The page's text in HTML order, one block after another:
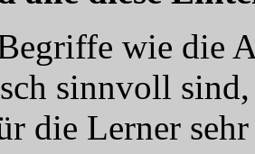
wie die
sinnvoll
die Lerner